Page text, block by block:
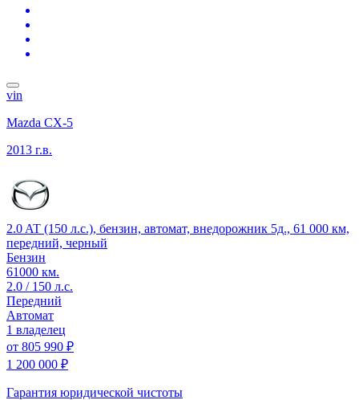
vin
Mazda CX-5
2013 г.в.
2.0 AT (150 л.с.), бензин, автомат, внедорожник 5д., 61 000 км,
передний, черный
Бензин
61000 км.
2.0 / 150 л.с.
Передний
Автомат
1 владелец
от 805 990 ₽
1 200 000 ₽
Гарантия юридической чистоты